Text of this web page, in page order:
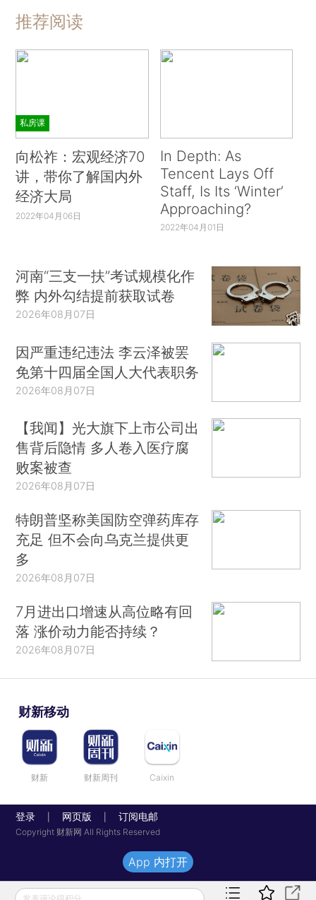
推荐阅读
私房课
向松祚：宏观经济70
讲，带你了解国内外
经济大局
2022年04月06日
In Depth: As
Tencent Lays Off
Staff, Is Its ‘Winter’
Approaching?
2022年04月01日
河南“三支一扶”考试规模化作
弊 内外勾结提前获取试卷
2026年08月07日
因严重违纪违法 李云泽被罢
免第十四届全国人大代表职务
2026年08月07日
【我闻】光大旗下上市公司出
售背后隐情 多人卷入医疗腐
败案被查
2026年08月07日
特朗普坚称美国防空弹药库存
充足 但不会向乌克兰提供更
多
2026年08月07日
7月进出口增速从高位略有回
落 涨价动力能否持续？
2026年08月07日
财新移动
财新 财新周刊 Caixin
登录 网页版 订阅电邮
Copyright 财新网 All Rights Reserved
发表评论得积分
App 内打开